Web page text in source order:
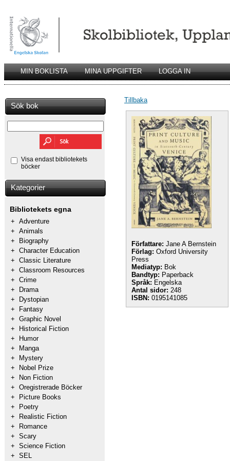
MIN BOKLISTA MINA UPPGIFTER LOGGA IN
Sök bok
Visa endast bibliotekets
böcker
Kategorier
Bibliotekets egna
+ Adventure
+ Animals
+
Biography
+ Character Education
+ Classic Literature
+ Classroom Resources
+ Crime
+
Drama
+
Dystopian
+
Fantasy
+ Graphic Novel
+
Historical Fiction
+
Humor
+
Manga
+
Mystery
+
Nobel Prize
+
Non Fiction
+ Oregistrerade Böcker
+
Picture Books
+
Poetry
+
Realistic Fiction
+
Romance
+ Scary
+ Science Fiction
+ SEL
Tillbaka
Författare: Jane A Bernstein
Förlag: Oxford University
Press
Mediatyp: Bok
Bandtyp: Paperback
Språk: Engelska
Antal sidor: 248
ISBN: 0195141085